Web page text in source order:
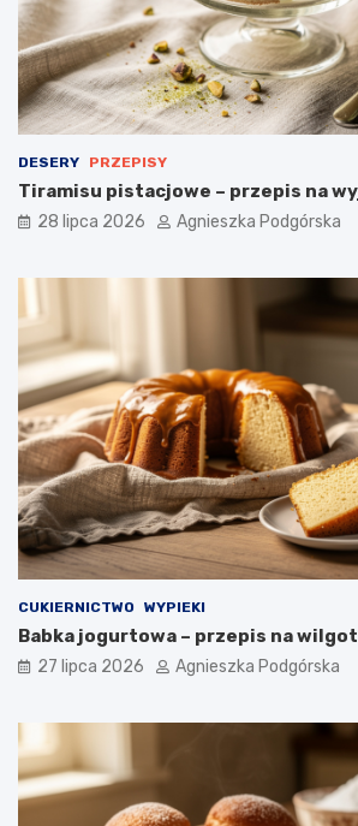
i
a
d
a
n
i
DESERY PRZEPISY
Tiramisu pistacjowe – przepis na
28 lipca 2026 Agnieszka Podgórska
CUKIERNICTWO WYPIEKI
Babka jogurtowa – przepis na
27 lipca 2026 Agnieszka Podgórska